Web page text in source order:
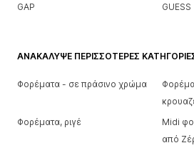
GAP
GUESS
ΑΝΑΚΆΛΥΨΕ ΠΕΡΙΣΣΌΤΕΡΕΣ
Φορέματα - σε πράσινο χρώμα
Φορέματα, ριγέ
Midi
από